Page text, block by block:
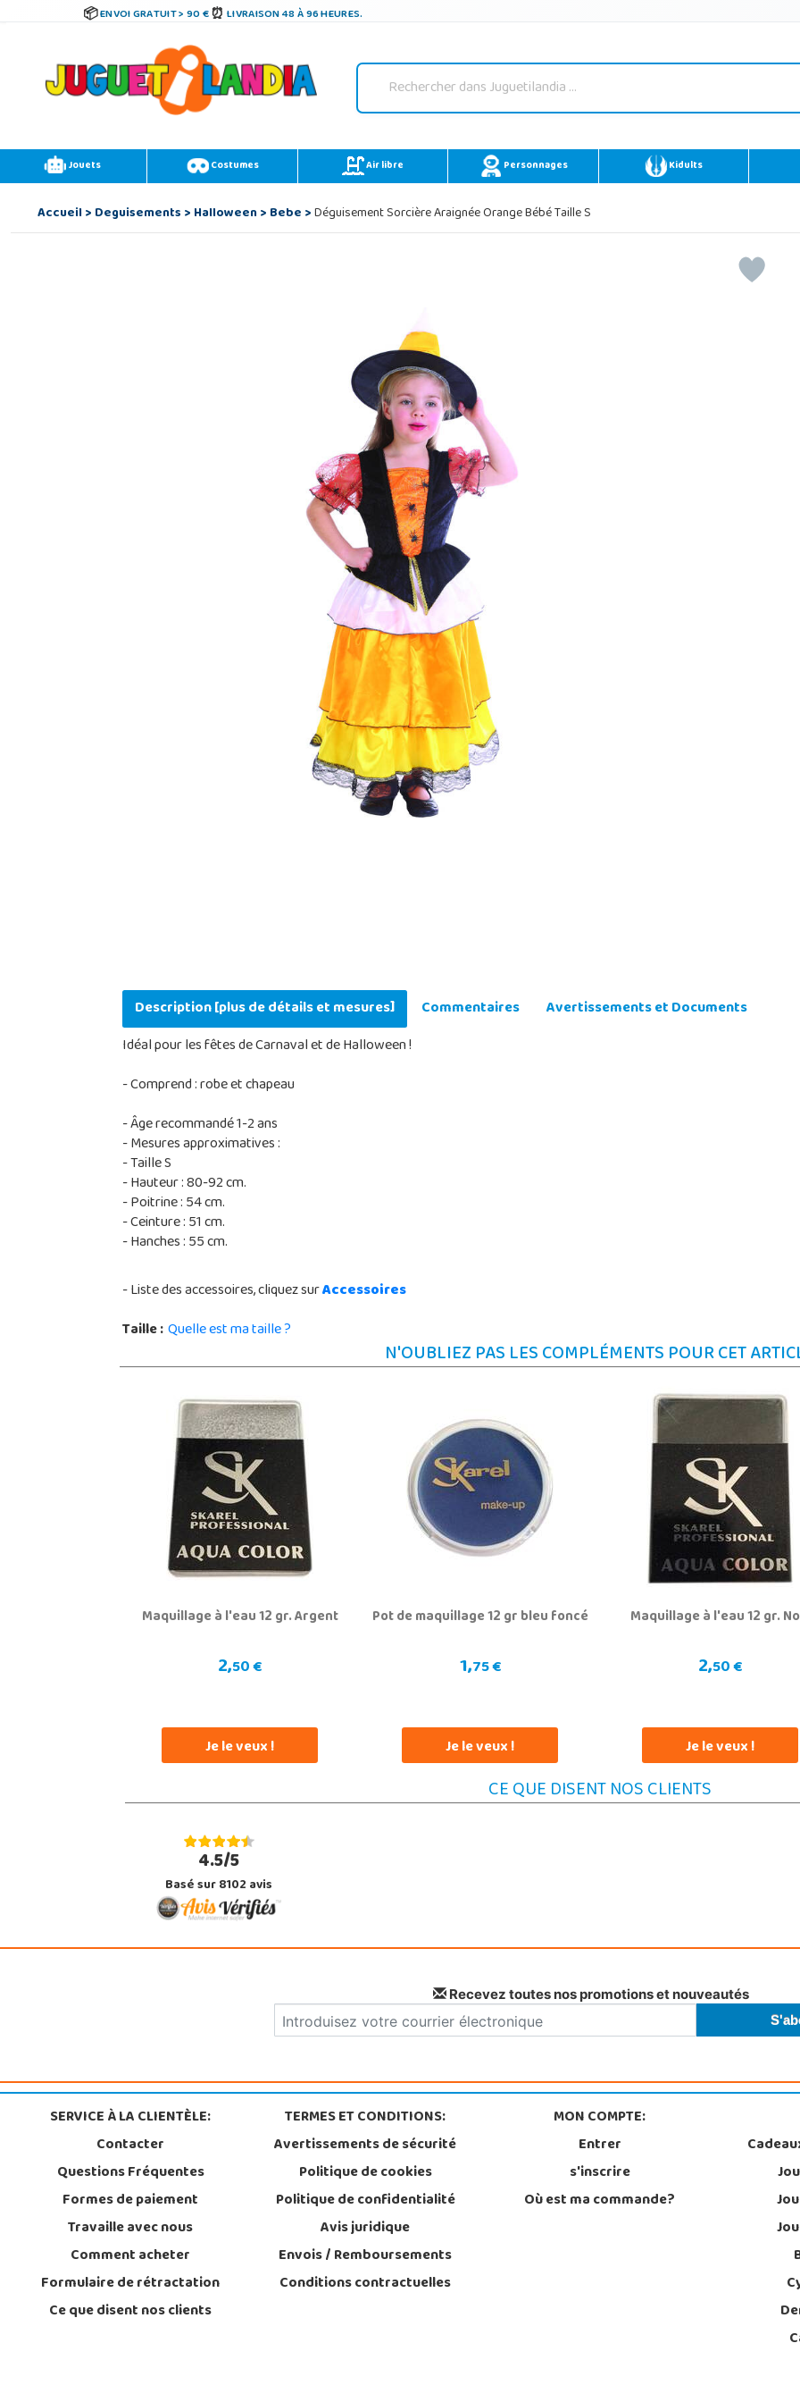
ENVOI GRATUIT > 90 € LIVRAISON 48 À 96 HEURES.
Jouets Costumes Air libre Personnages Kidults
Accueil>Deguisements>Halloween>Bebe>Déguisement Sorcière Araignée Orange Bébé Taille S
Description [plus de détails et mesures] Commentaires
Avertissements et Documents
Idéal pour les fêtes de Carnaval et de Halloween !
- Comprend : robe et chapeau
- Âge recommandé 1-2 ans
- Mesures approximatives :
- Taille S
- Hauteur : 80-92 cm.
- Poitrine : 54 cm.
- Ceinture : 51 cm.
- Hanches : 55 cm.
- Liste des accessoires, cliquez surAccessoires
Taille :Quelle est ma taille ?
N'OUBLIEZ PAS LES COMPLÉMENTS POUR CET
Maquillage à l'eau 12 gr. Argent
2,50 €
Je le veux !
Pot de maquillage 12 gr bleu foncé
1,75 €
Je le veux !
Maquillage à l'eau 12 gr.
2,50 €
Je le veux !
CE QUE DISENT NOS CLIENTS
4.5/5
Basé sur 8102 avis
Recevez toutes nos promotions et nouveautés
SERVICE À LA CLIENTÈLE:
Contacter
Questions Fréquentes
Formes de paiement
Travaille avec nous
Comment acheter
Formulaire de rétractation
Ce que disent nos clients
TERMES ET CONDITIONS:
Avertissements de sécurité
Politique de cookies
Politique de confidentialité
Avis juridique
Envois / Remboursements
Conditions contractuelles
MON COMPTE:
Entrer
s'inscrire
Où est ma commande?